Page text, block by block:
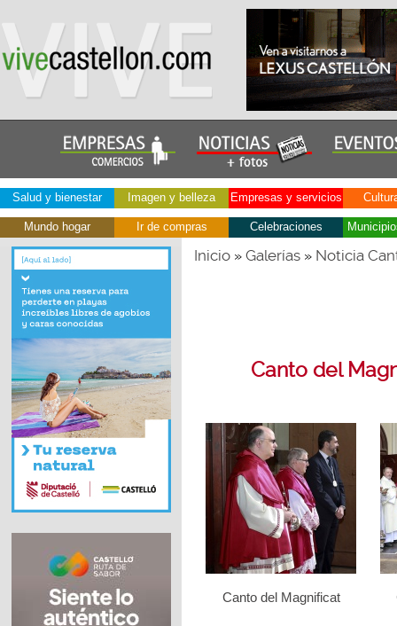
Salud y bienestar Imagen y belleza Empresas y servicios
Mundo hogar Ir de compras Celebraciones
Inicio» Galerías» Noticia
Canto del
Canto del Magnificat